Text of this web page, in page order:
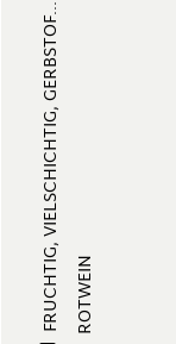
FRUCHTIG, VIELSCHICHTIG, GERBSTOF... ROTWEIN